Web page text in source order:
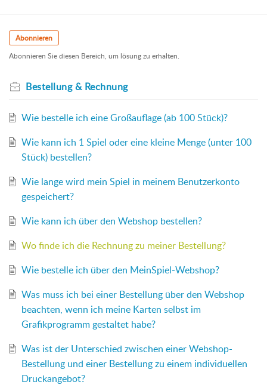
Abonnieren
Abonnieren Sie diesen Bereich, um lösung zu erhalten.
Bestellung & Rechnung
Wie bestelle ich eine Großauflage (ab 100 Stück)?
Wie kann ich 1 Spiel oder eine kleine Menge (unter 100
Stück) bestellen?
Wie lange wird mein Spiel in meinem Benutzerkonto
gespeichert?
Wie kann ich über den Webshop bestellen?
Wo finde ich die Rechnung zu meiner Bestellung?
Wie bestelle ich über den MeinSpiel-Webshop?
Was muss ich bei einer Bestellung über den Webshop
beachten, wenn ich meine Karten selbst im
Grafikprogramm gestaltet habe?
Was ist der Unterschied zwischen einer Webshop-
Bestellung und einer Bestellung zu einem individuellen
Druckangebot?